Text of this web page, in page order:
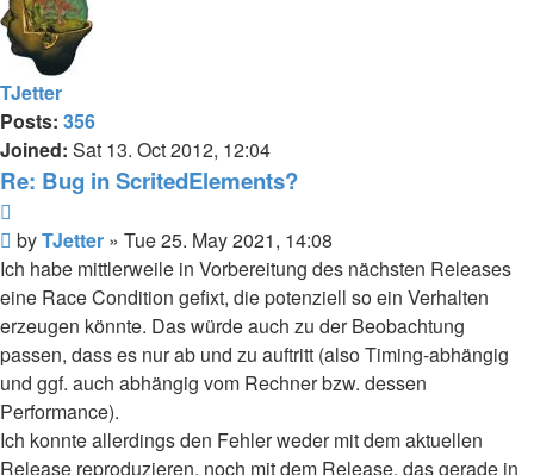
TJetter
Posts: 356
Joined: Sat 13. Oct 2012, 12:04
Re: Bug in ScritedElements?
Post
byTJetter » Tue 25. May 2021, 14:08
Ich habe mittlerweile in Vorbereitung des nächsten Releases
eine Race Condition gefixt, die potenziell so ein Verhalten
erzeugen könnte. Das würde auch zu der Beobachtung
passen, dass es nur ab und zu auftritt (also Timing-abhängig
und ggf. auch abhängig vom Rechner bzw. dessen
Performance).
Ich konnte allerdings den Fehler weder mit dem aktuellen
Release reproduzieren, noch mit dem Release, das gerade in